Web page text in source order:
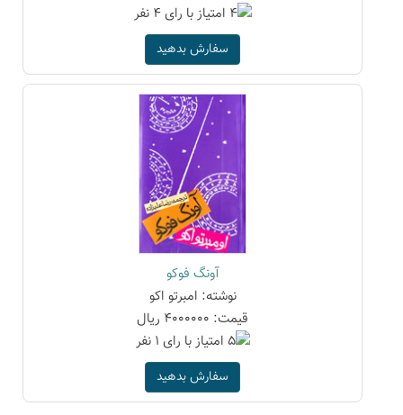
سفارش بدهید
آونگ فوکو
نوشته: امبرتو اکو
قیمت: 4000000 ریال
سفارش بدهید